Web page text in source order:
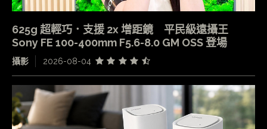
625g 超輕巧．支援 2x 增距鏡 平民級遠攝王
Sony FE 100-400mm F5.6-8.0 GM OSS 登場
攝影 2026-08-04